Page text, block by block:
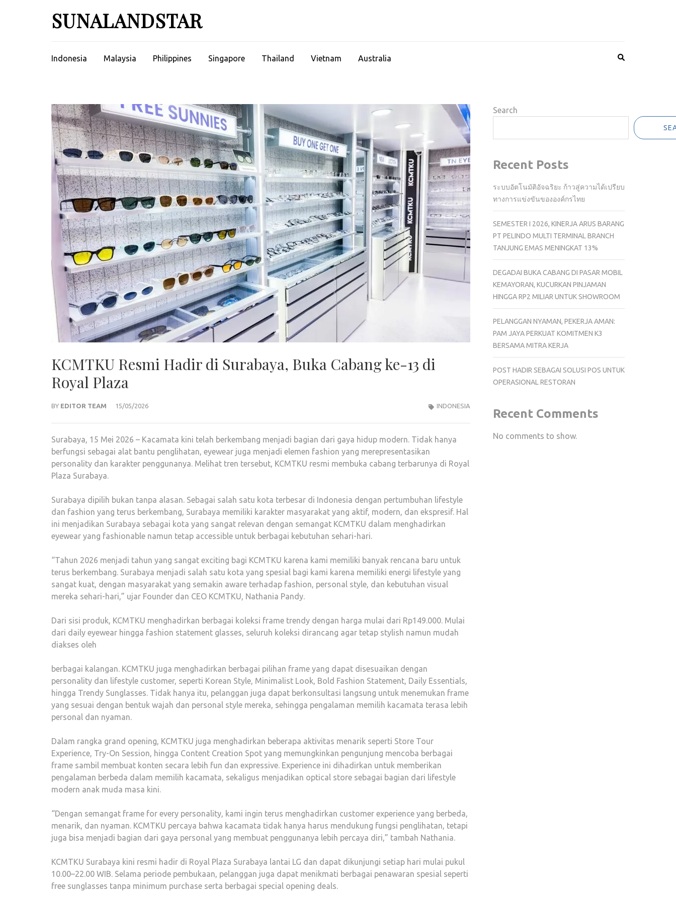
SUNALANDSTAR
Indonesia Malaysia Philippines Singapore Thailand Vietnam Australia
KCMTKU Resmi Hadir di Surabaya, Buka Cabang ke-13 di
Royal Plaza
BY EDITOR TEAM 15/05/2026 INDONESIA
Surabaya, 15 Mei 2026 – Kacamata kini telah berkembang menjadi bagian dari gaya hidup modern. Tidak hanya
berfungsi sebagai alat bantu penglihatan, eyewear juga menjadi elemen fashion yang merepresentasikan
personality dan karakter penggunanya. Melihat tren tersebut, KCMTKU resmi membuka cabang terbarunya di Royal
Plaza Surabaya.
Surabaya dipilih bukan tanpa alasan. Sebagai salah satu kota terbesar di Indonesia dengan pertumbuhan lifestyle
dan fashion yang terus berkembang, Surabaya memiliki karakter masyarakat yang aktif, modern, dan ekspresif. Hal
ini menjadikan Surabaya sebagai kota yang sangat relevan dengan semangat KCMTKU dalam menghadirkan
eyewear yang fashionable namun tetap accessible untuk berbagai kebutuhan sehari-hari.
“Tahun 2026 menjadi tahun yang sangat exciting bagi KCMTKU karena kami memiliki banyak rencana baru untuk
terus berkembang. Surabaya menjadi salah satu kota yang spesial bagi kami karena memiliki energi lifestyle yang
sangat kuat, dengan masyarakat yang semakin aware terhadap fashion, personal style, dan kebutuhan visual
mereka sehari-hari,” ujar Founder dan CEO KCMTKU, Nathania Pandy.
Dari sisi produk, KCMTKU menghadirkan berbagai koleksi frame trendy dengan harga mulai dari Rp149.000. Mulai
dari daily eyewear hingga fashion statement glasses, seluruh koleksi dirancang agar tetap stylish namun mudah
diakses oleh
berbagai kalangan. KCMTKU juga menghadirkan berbagai pilihan frame yang dapat disesuaikan dengan
personality dan lifestyle customer, seperti Korean Style, Minimalist Look, Bold Fashion Statement, Daily Essentials,
hingga Trendy Sunglasses. Tidak hanya itu, pelanggan juga dapat berkonsultasi langsung untuk menemukan frame
yang sesuai dengan bentuk wajah dan personal style mereka, sehingga pengalaman memilih kacamata terasa lebih
personal dan nyaman.
Dalam rangka grand opening, KCMTKU juga menghadirkan beberapa aktivitas menarik seperti Store Tour
Experience, Try-On Session, hingga Content Creation Spot yang memungkinkan pengunjung mencoba berbagai
frame sambil membuat konten secara lebih fun dan expressive. Experience ini dihadirkan untuk memberikan
pengalaman berbeda dalam memilih kacamata, sekaligus menjadikan optical store sebagai bagian dari lifestyle
modern anak muda masa kini.
“Dengan semangat frame for every personality, kami ingin terus menghadirkan customer experience yang berbeda,
menarik, dan nyaman. KCMTKU percaya bahwa kacamata tidak hanya harus mendukung fungsi penglihatan, tetapi
juga bisa menjadi bagian dari gaya personal yang membuat penggunanya lebih percaya diri,” tambah Nathania.
KCMTKU Surabaya kini resmi hadir di Royal Plaza Surabaya lantai LG dan dapat dikunjungi setiap hari mulai pukul
10.00–22.00 WIB. Selama periode pembukaan, pelanggan juga dapat menikmati berbagai penawaran spesial seperti
free sunglasses tanpa minimum purchase serta berbagai special opening deals.
Search
Recent Posts
ระบบอัตโนมัติอัจฉริยะ ก้าวสู่ความได้เปรียบ
ทางการแข่งขันขององค์กรไทย
SEMESTER I 2026, KINERJA ARUS BARANG
PT PELINDO MULTI TERMINAL BRANCH
TANJUNG EMAS MENINGKAT 13%
DEGADAI BUKA CABANG DI PASAR MOBIL
KEMAYORAN, KUCURKAN PINJAMAN
HINGGA RP2 MILIAR UNTUK SHOWROOM
PELANGGAN NYAMAN, PEKERJA AMAN:
PAM JAYA PERKUAT KOMITMEN K3
BERSAMA MITRA KERJA
POST HADIR SEBAGAI SOLUSI POS UNTUK
OPERASIONAL RESTORAN
Recent Comments
No comments to show.